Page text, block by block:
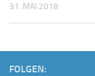
31. MAI 2018
FOLGEN: